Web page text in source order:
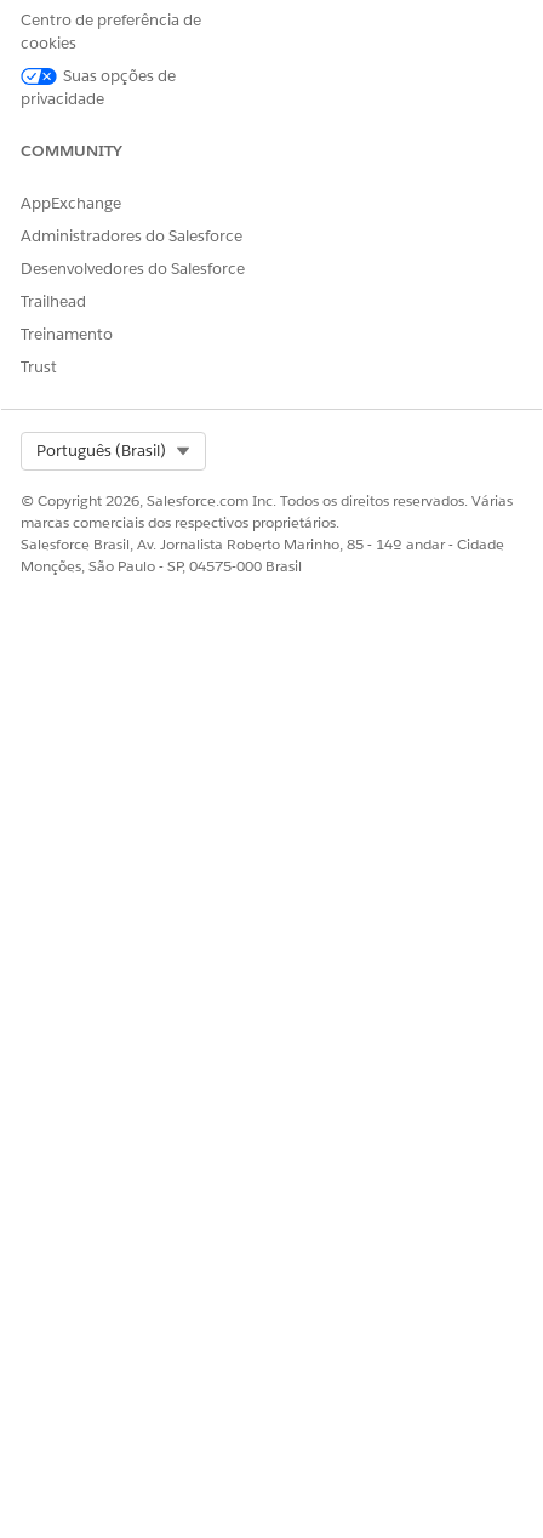
Para aumentar o limite do campo, siga as etapas no artigo a
seguir:
Erro "Valor de dados do corpo grande demais" após o limite
ser elevado no comprimento de Áreas de rich text e texto
longo
000380867
Centro de preferência de
cookies
Suas opções de
privacidade
COMMUNITY
AppExchange
Administradores do Salesforce
Desenvolvedores do Salesforce
Trailhead
Treinamento
Trust
Português (Brasil)
© Copyright 2026, Salesforce.com Inc. Todos os direitos reservados. Várias
marcas comerciais dos respectivos proprietários.
Salesforce Brasil, Av. Jornalista Roberto Marinho, 85 - 14º andar - Cidade
Monções, São Paulo - SP, 04575-000 Brasil